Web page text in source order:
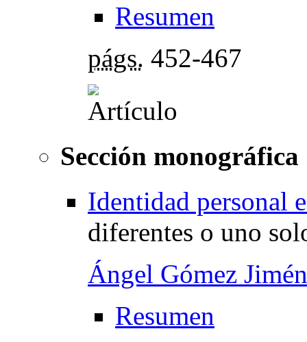
Resumen
págs. 452-467
Sección monográfica
Identidad personal
diferentes o uno
Ángel Gómez
Resumen